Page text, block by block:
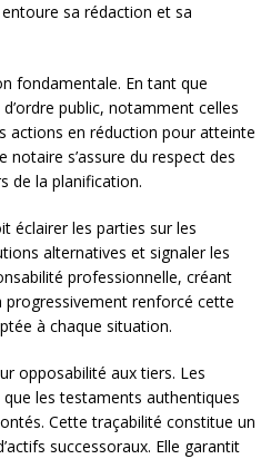
sa rédaction et sa
fondamentale. En tant que
public, notamment celles
actions en réduction pour atteinte
s’assure du respect des
de la planification.
éclairer les parties sur les
alternatives et signaler les
professionnelle, créant
progressivement renforcé cette
à chaque situation.
opposabilité aux tiers. Les
que les testaments authentiques
Cette traçabilité constitue un
successoraux. Elle garantit